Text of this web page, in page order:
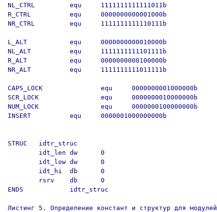
NL_CTRL         equ     1111111111111011b
R_CTRL          equ     0000000000001000b
NR_CTRL         equ     1111111111110111b
L_ALT           equ     0000000000010000b
NL_ALT          equ     1111111111101111b
R_ALT           equ     0000000000100000b
NR_ALT          equ     1111111111011111b
CAPS_LOCK               equ     0000000001000000b
SCR_LOCK                equ     0000000010000000b
NUM_LOCK                equ     0000000100000000b
INSERT          equ     0000001000000000b
STRUC   idtr_struc
        idt_len dw      0
        idt_low dw      0
        idt_hi  db      0
        rsrv    db      0
ENDS            idtr_struc
Листинг 5. Определение констант и структур для